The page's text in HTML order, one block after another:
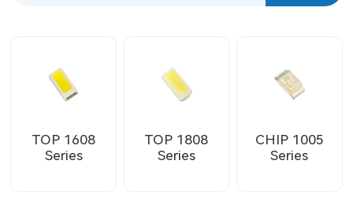
TOP 1608
Series
TOP 1808
Series
CHIP 1005
Series